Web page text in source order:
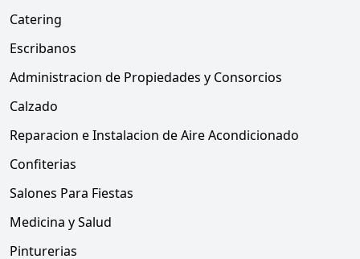
Catering
Escribanos
Administracion de Propiedades y Consorcios
Calzado
Reparacion e Instalacion de Aire Acondicionado
Confiterias
Salones Para Fiestas
Medicina y Salud
Pinturerias